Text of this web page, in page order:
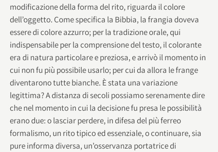
modificazione della forma del rito, riguarda il colore
dell’oggetto. Come specifica la Bibbia, la frangia doveva
essere di colore azzurro; per la tradizione orale, qui
indispensabile per la comprensione del testo, il colorante
era di natura particolare e preziosa, e arrivò il momento in
cui non fu più possibile usarlo; per cui da allora le frange
diventarono tutte bianche. È stata una variazione
legittima? A distanza di secoli possiamo serenamente dire
che nel momento in cui la decisione fu presa le possibilità
erano due: o lasciar perdere, in difesa del più ferreo
formalismo, un rito tipico ed essenziale, o continuare, sia
pure informa diversa, un’osservanza portatrice di